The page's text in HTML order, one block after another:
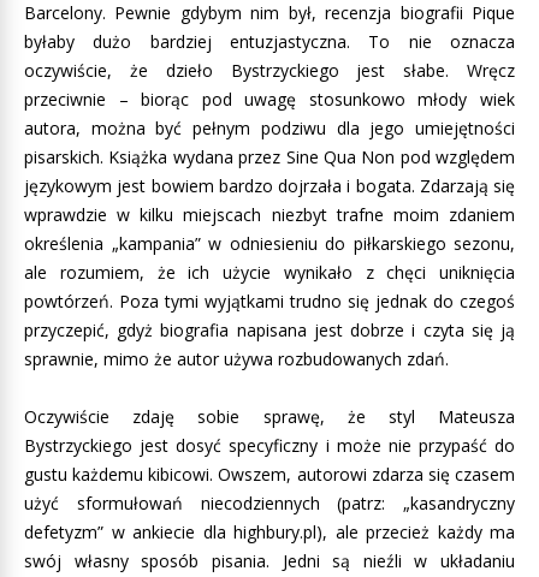
Barcelony. Pewnie gdybym nim był, recenzja biografii Pique
byłaby dużo bardziej entuzjastyczna. To nie oznacza
oczywiście, że dzieło Bystrzyckiego jest słabe. Wręcz
przeciwnie – biorąc pod uwagę stosunkowo młody wiek
autora, można być pełnym podziwu dla jego umiejętności
pisarskich. Książka wydana przez Sine Qua Non pod względem
językowym jest bowiem bardzo dojrzała i bogata. Zdarzają się
wprawdzie w kilku miejscach niezbyt trafne moim zdaniem
określenia „kampania” w odniesieniu do piłkarskiego sezonu,
ale rozumiem, że ich użycie wynikało z chęci uniknięcia
powtórzeń. Poza tymi wyjątkami trudno się jednak do czegoś
przyczepić, gdyż biografia napisana jest dobrze i czyta się ją
sprawnie, mimo że autor używa rozbudowanych zdań.
Oczywiście zdaję sobie sprawę, że styl Mateusza
Bystrzyckiego jest dosyć specyficzny i może nie przypaść do
gustu każdemu kibicowi. Owszem, autorowi zdarza się czasem
użyć sformułowań niecodziennych (patrz: „kasandryczny
defetyzm” w ankiecie dla highbury.pl), ale przecież każdy ma
swój własny sposób pisania. Jedni są nieźli w układaniu